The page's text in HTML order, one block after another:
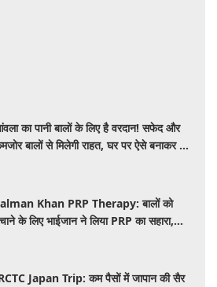
का पानी बालों के लिए है वरदान! सफेद और
बालों से मिलेगी राहत, घर पर ऐसे बनाकर करें
Khan PRP Therapy: बालों को
के लिए भाईजान ने लिया PRP का सहारा,
Japan Trip: कम पैसों में जापान की सैर